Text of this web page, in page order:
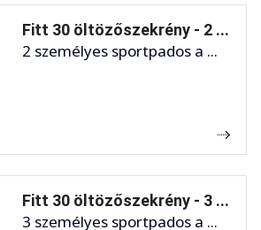
Fitt 30 öltözőszekrény - 2 ...
2 személyes sportpados a ...
Fitt 30 öltözőszekrény - 3 ...
3 személyes sportpados a ...